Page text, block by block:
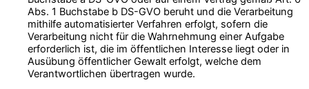
Abs. 1 Buchstabe b DS-GVO beruht und die Verarbeitung
mithilfe automatisierter Verfahren erfolgt, sofern die
Verarbeitung nicht für die Wahrnehmung einer Aufgabe
erforderlich ist, die im öffentlichen Interesse liegt oder in
Ausübung öffentlicher Gewalt erfolgt, welche dem
Verantwortlichen übertragen wurde.